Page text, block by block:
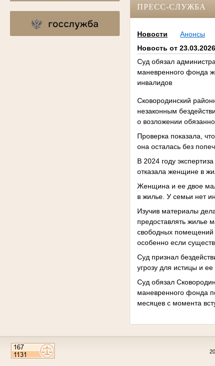
ПРЕСС-СЛУЖБА
Новости Анонсы
Новость от 23.03.2026
Суд обязал
маневренного фонда
инвалидов
Сковородинский
незаконным
о возложении
Проверка показала,
она осталась без
В 2024 году
отказала женщине в
Женщина и ее двое
в жилье. У семьи нет
Изучив материалы
предоставлять
свободных помещений
особенно если
Суд признал
угрозу для истицы и
Суд обязал
маневренного фонда
месяцев с момента